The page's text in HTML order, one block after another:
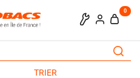
0
TRIER